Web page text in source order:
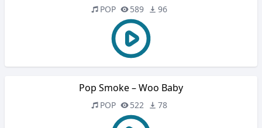
POP 589 96
Pop Smoke – Woo Baby
POP 522 78